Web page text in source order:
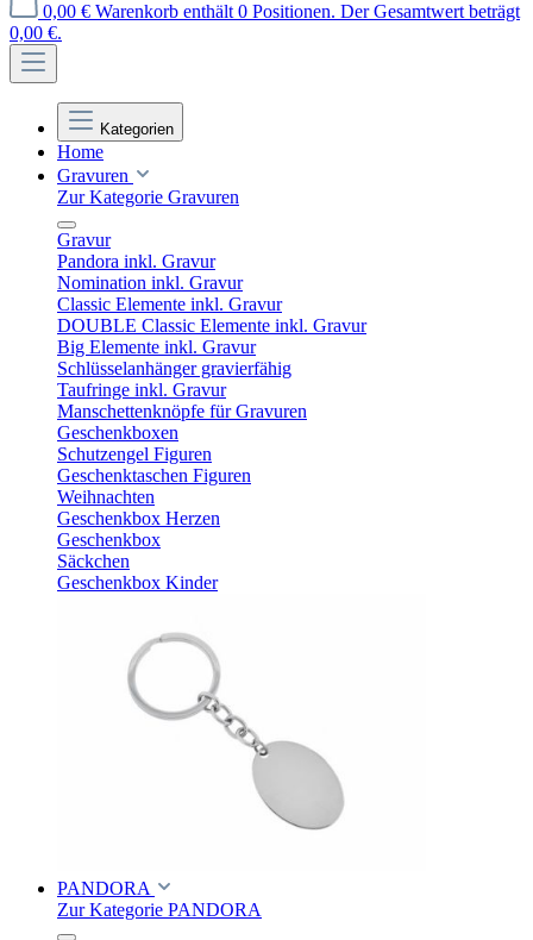
0,00 € Warenkorb enthält 0 Positionen. Der Gesamtwert beträgt
0,00 €.
Kategorien
Home
Gravuren
Zur Kategorie Gravuren
Gravur
Pandora inkl. Gravur
Nomination inkl. Gravur
Classic Elemente inkl. Gravur
DOUBLE Classic Elemente inkl. Gravur
Big Elemente inkl. Gravur
Schlüsselanhänger gravierfähig
Taufringe inkl. Gravur
Manschettenknöpfe für Gravuren
Geschenkboxen
Schutzengel Figuren
Geschenktaschen Figuren
Weihnachten
Geschenkbox Herzen
Geschenkbox
Säckchen
Geschenkbox Kinder
PANDORA
Zur Kategorie PANDORA